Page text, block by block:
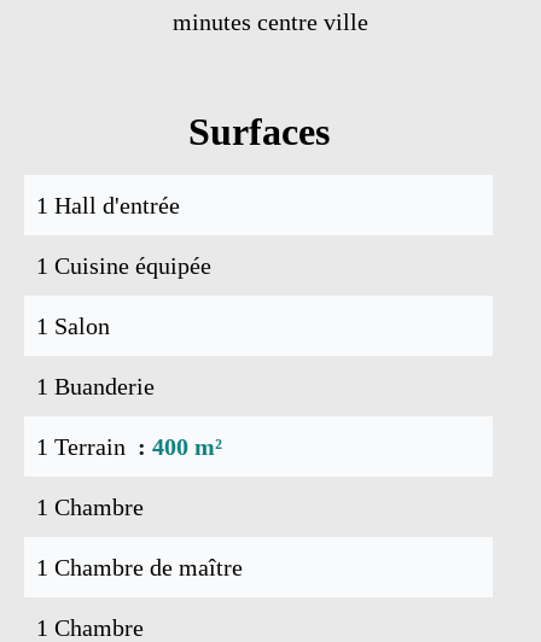
minutes centre ville
Surfaces
1 Hall d'entrée
1 Cuisine équipée
1 Salon
1 Buanderie
1 Terrain 400 m²
1 Chambre
1 Chambre de maître
1 Chambre